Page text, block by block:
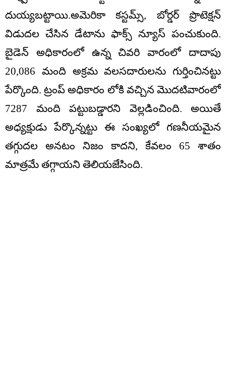
దుయ్యబట్టాయి.అమెరికా కస్టమ్స్, బోర్డర్ ప్రొటెక్షన్
విడుదల చేసిన డేటాను ఫాక్స్ న్యూస్ పంచుకుంది.
బైడెన్ అధికారంలో ఉన్న చివరి వారంలో దాదాపు
20,086 మంది అక్రమ వలసదారులను గుర్తించినట్టు
పేర్కొంది. ట్రంప్ అధికారం లోకి వచ్చిన మొదటివారంలో
7287 మంది పట్టుబడ్డారని వెల్లడించింది. అయితే
అధ్యక్షుడు పేర్కొన్నట్టు ఈ సంఖ్యలో గణనీయమైన
తగ్గుదల అనటం నిజం కాదని, కేవలం 65 శాతం
మాత్రమే తగ్గాయని తెలియజేసింది.